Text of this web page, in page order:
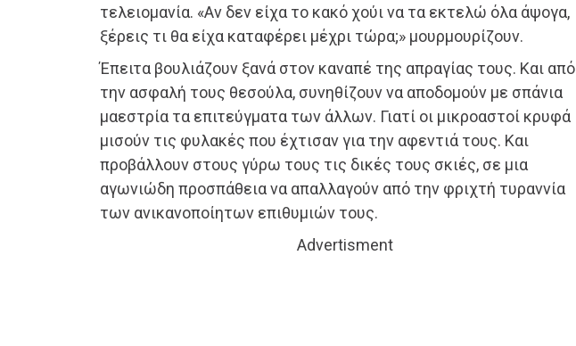
τελειομανία. «Αν δεν είχα το κακό χούι να τα εκτελώ όλα άψογα,
ξέρεις τι θα είχα καταφέρει μέχρι τώρα;» μουρμουρίζουν.
Έπειτα βουλιάζουν ξανά στον καναπέ της απραγίας τους. Και από
την ασφαλή τους θεσούλα, συνηθίζουν να αποδομούν με σπάνια
μαεστρία τα επιτεύγματα των άλλων. Γιατί οι μικροαστοί κρυφά
μισούν τις φυλακές που έχτισαν για την αφεντιά τους. Και
προβάλλουν στους γύρω τους τις δικές τους σκιές, σε μια
αγωνιώδη προσπάθεια να απαλλαγούν από την φριχτή τυραννία
των ανικανοποίητων επιθυμιών τους.
Advertisment